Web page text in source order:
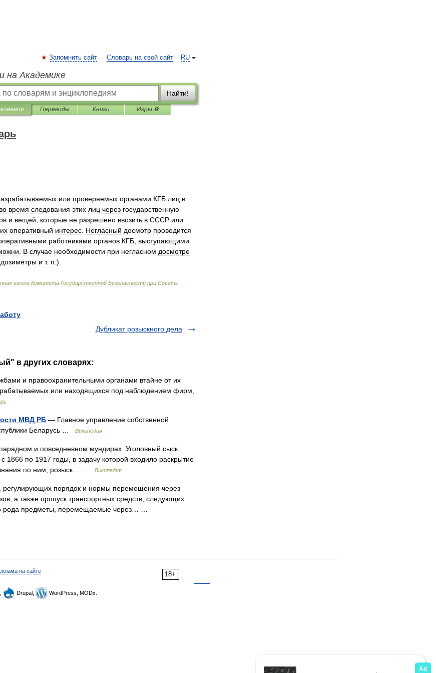
RU
Запомнить сайт Словарь на свой сайт
на Академике
Найти!
Переводы Книги Игры ⚽
или проверяемых органами КГБ лиц в
во время следования этих лиц через государственную
и вещей которые не разрешено ввозить в СССР или
оперативный интерес Негласный досмотр проводится
работниками органов КГБ выступающими
В случае необходимости при негласном досмотре
дозиметры и т. п .).
школа Комитета Государственной Безопасности при Совете
Дубликат розыскного дела
в других словарях:
и правоохранительными органами втайне от их
или находящихся под наблюдением фирм,
МВД РБ — Главное управление собственной
Беларусь …
Википедия
и повседневном мундирах. Уголовный сыск
1866 по 1917 годы, в задачу которой входило раскрытие
по ним, розыск… …
Википедия
порядок и нормы перемещения через
а также пропуск транспортных средств, следующих
рода предметы, перемещаемые через… …
18+
на сайте
Drupal, WordPress, MODx.